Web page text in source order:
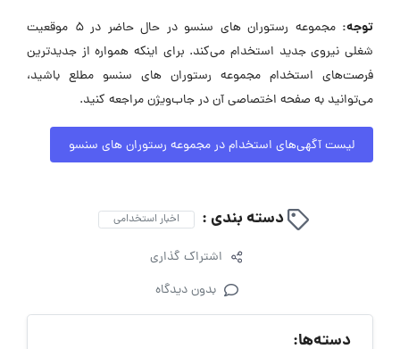
توجه:
مجموعه رستوران های سنسو در حال حاضر در ۵ موقعیت
شغلی نیروی جدید استخدام می‌کند. برای اینکه همواره از جدیدترین
فرصت‌های استخدام مجموعه رستوران های سنسو مطلع باشید،
می‌توانید به صفحه اختصاصی آن در جاب‌ویژن مراجعه کنید.
لیست آگهی‌های استخدام در مجموعه رستوران های سنسو
دسته بندی : اخبار استخدامی
اشتراک گذاری
بدون دیدگاه
دسته‌ها: